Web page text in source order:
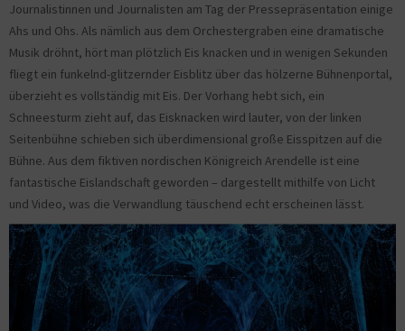
Journalistinnen und Journalisten am Tag der Pressepräsentation einige
Ahs und Ohs. Als nämlich aus dem Orchestergraben eine dramatische
Musik dröhnt, hört man plötzlich Eis knacken und in wenigen Sekunden
fliegt ein funkelnd-glitzernder Eisblitz über das hölzerne Bühnenportal,
überzieht es vollständig mit Eis. Der Vorhang hebt sich, ein
Schneesturm zieht auf, das Eisknacken wird lauter, von der linken
Seitenbühne schieben sich überdimensional große Eisspitzen auf die
Bühne. Aus dem fiktiven nordischen Königreich Arendelle ist eine
fantastische Eislandschaft geworden – dargestellt mithilfe von Licht
und Video, was die Verwandlung täuschend echt erscheinen lässt.